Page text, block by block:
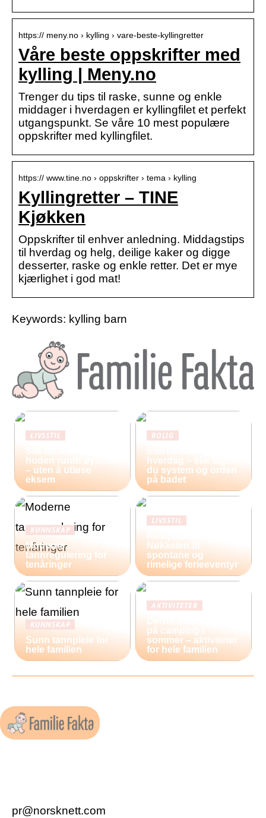
https:// meny.no › kylling › vare-beste-kyllingretter
Våre beste oppskrifter med
kylling | Meny.no
Trenger du tips til raske, sunne og enkle
middager i hverdagen er kyllingfilet et perfekt
utgangspunkt. Se våre 10 mest populære
oppskrifter med kyllingfilet.
https:// www.tine.no › oppskrifter › tema › kylling
Kyllingretter – TINE
Kjøkken
Oppskrifter til enhver anledning. Middagstips
til hverdag og helg, deilige kaker og digge
desserter, raske og enkle retter. Det er mye
kjærlighet i god mat!
Keywords: kylling barn
LIVSSTIL
huden rundt øynene
– uten å utløse
eksem
BOLIG
hverdag – slik lager
du system og orden
på badet
KUNNSKAP
Moderne
tannregulering for
tenåringer
LIVSSTIL
Nøkkelen til
spontane og
rimelige ferieeventyr
KUNNSKAP
Sunn tannpleie for
hele familien
AKTIVITETER
på camping i
sommer – aktiviteter
for hele familien
pr@norsknett.com